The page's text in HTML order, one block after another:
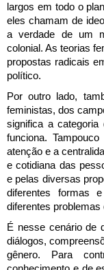
largos em todo o
eles chamam de
a verdade de um
colonial. As teorias
propostas radicais
político.
Por outro lado,
feministas, dos
significa a
funciona.
atenção e a
e cotidiana das
e pelas diversas
diferentes formas
diferentes
É nesse cenário de
diálogos,
gênero. Para